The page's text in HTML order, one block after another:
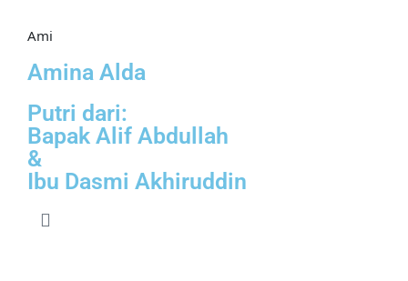
Ami
Amina Alda
Putri dari:
Bapak Alif Abdullah
&
Ibu Dasmi Akhiruddin